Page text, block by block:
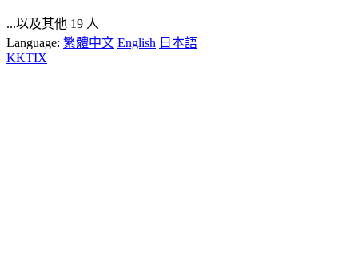
...以及其他 19 人
Language: 繁體中文 English 日本語
KKTIX